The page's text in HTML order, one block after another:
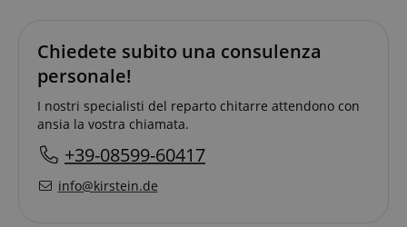
Chiedete subito una consulenza
personale!
I nostri specialisti del reparto chitarre attendono con
ansia la vostra chiamata.
+39-08599-60417
info@kirstein.de